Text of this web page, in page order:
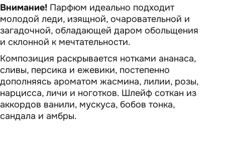
Внимание! Парфюм идеально подходит
молодой леди, изящной, очаровательной и
загадочной, обладающей даром обольщения
и склонной к мечтательности.
Композиция раскрывается нотками ананаса,
сливы, персика и ежевики, постепенно
дополняясь ароматом жасмина, лилии, розы,
нарцисса, личи и ноготков. Шлейф соткан из
аккордов ванили, мускуса, бобов тонка,
сандала и амбры.